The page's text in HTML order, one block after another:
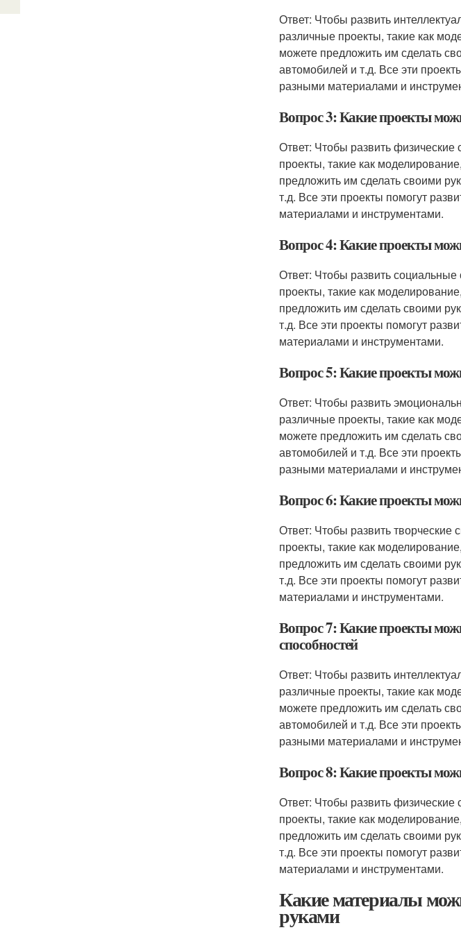
Ответ: Чтобы развить
различные проекты, такие как
можете предложить им сделать
автомобилей и т.д. Все эти
разными материалами и
Вопрос 3: Какие проекты
Ответ: Чтобы развить
проекты, такие как
предложить им сделать своими
т.д. Все эти проекты помогут
материалами и инструментами.
Вопрос 4: Какие проекты
Ответ: Чтобы развить
проекты, такие как
предложить им сделать своими
т.д. Все эти проекты помогут
материалами и инструментами.
Вопрос 5: Какие проекты
Ответ: Чтобы развить
различные проекты, такие как
можете предложить им сделать
автомобилей и т.д. Все эти
разными материалами и
Вопрос 6: Какие проекты
Ответ: Чтобы развить
проекты, такие как
предложить им сделать своими
т.д. Все эти проекты помогут
материалами и инструментами.
Вопрос 7: Какие проекты
способностей
Ответ: Чтобы развить
различные проекты, такие как
можете предложить им сделать
автомобилей и т.д. Все эти
разными материалами и
Вопрос 8: Какие проекты
Ответ: Чтобы развить
проекты, такие как
предложить им сделать своими
т.д. Все эти проекты помогут
материалами и инструментами.
Какие материалы
руками